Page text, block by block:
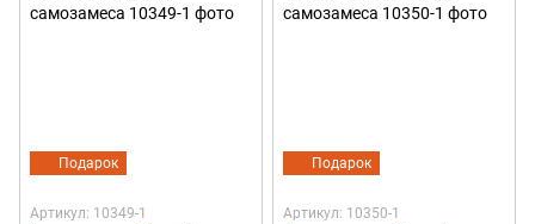
Подарок
Артикул: 10349-1
Подарок
Артикул: 10350-1